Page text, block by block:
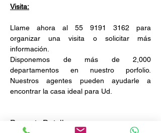
Visita:
Llame ahora al 55 9191 3162 para
organizar una visita o solicitar más
información.
Disponemos de más de 2,000
departamentos en nuestro porfolio.
Nuestros agentes pueden ayudarle a
encontrar la casa ideal para Ud.
Property Details